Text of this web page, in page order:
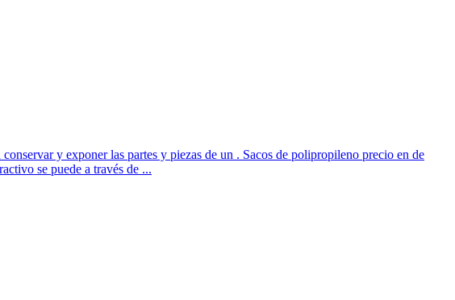
y exponer las partes y piezas de un . Sacos de polipropileno precio en de
se puede a través de ...